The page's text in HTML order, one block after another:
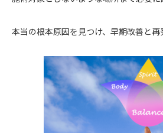
本当の根本原因を見つけ、早期改善と再